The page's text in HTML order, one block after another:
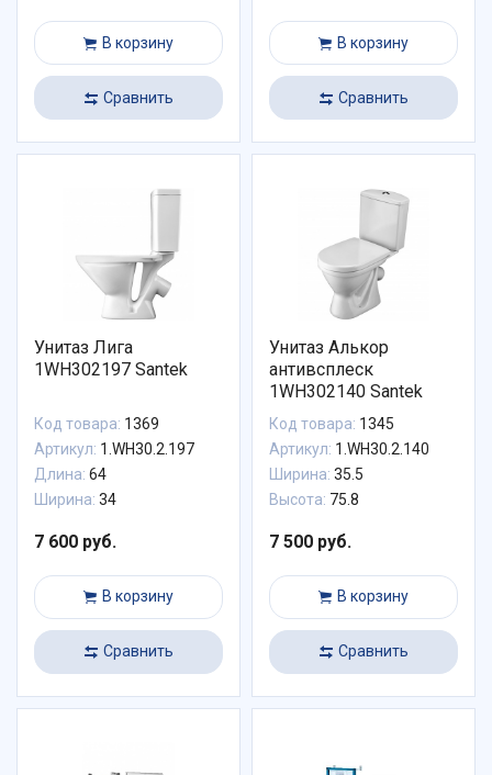
В корзину
Сравнить
В корзину
Сравнить
Унитаз Лига
1WH302197 Santek
Код товара: 1369
Артикул: 1.WH30.2.197
Длина: 64
Ширина: 34
7 600 руб.
В корзину
Сравнить
Унитаз Алькор
антивсплеск
1WH302140 Santek
Код товара: 1345
Артикул: 1.WH30.2.140
Ширина: 35.5
Высота: 75.8
7 500 руб.
В корзину
Сравнить